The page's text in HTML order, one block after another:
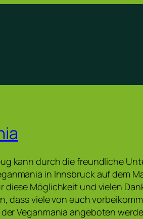
kann durch die freundliche
in Innsbruck auf dem
diese Möglichkeit und vielen
dass viele von euch
Veganmania angeboten